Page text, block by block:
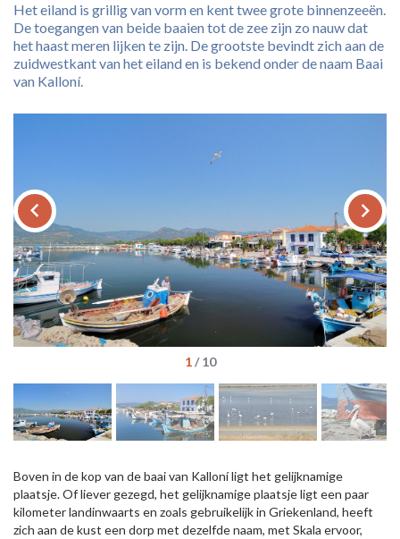
Het eiland is grillig van vorm en kent twee grote binnenzeeën.
De toegangen van beide baaien tot de zee zijn zo nauw dat
het haast meren lijken te zijn. De grootste bevindt zich aan de
zuidwestkant van het eiland en is bekend onder de naam Baai
van Kalloní.
keyboard_arrow_left keyboard_arrow_right
1/10
Boven in de kop van de baai van Kalloní ligt het gelijknamige
plaatsje. Of liever gezegd, het gelijknamige plaatsje ligt een paar
kilometer landinwaarts en zoals gebruikelijk in Griekenland, heeft
zich aan de kust een dorp met dezelfde naam, met Skala ervoor,